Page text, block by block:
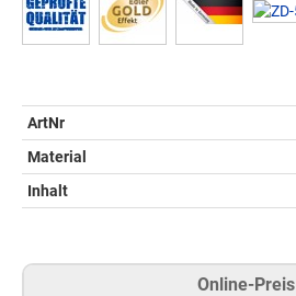
ArtNr
Material
Inhalt
Online-Preis